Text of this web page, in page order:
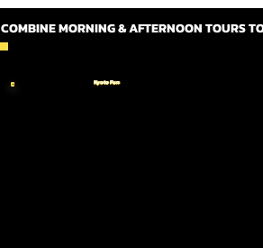
MORNING & AFTERNOON TOURS
Kyoto Fun